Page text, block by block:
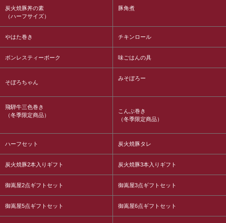
炭火焼豚丼の素
（ハーフサイズ）
豚角煮
やはた巻き チキンロール
ボンレスティーポーク 味ごはんの具
そぼろちゃん
みそぼろー
飛騨牛三色巻き
（冬季限定商品）
こんぶ巻き
（冬季限定商品）
ハーフセット 炭火焼豚タレ
炭火焼豚2本入りギフト 炭火焼豚3本入りギフト
御嵩屋2点ギフトセット 御嵩屋3点ギフトセット
御嵩屋5点ギフトセット 御嵩屋6点ギフトセット